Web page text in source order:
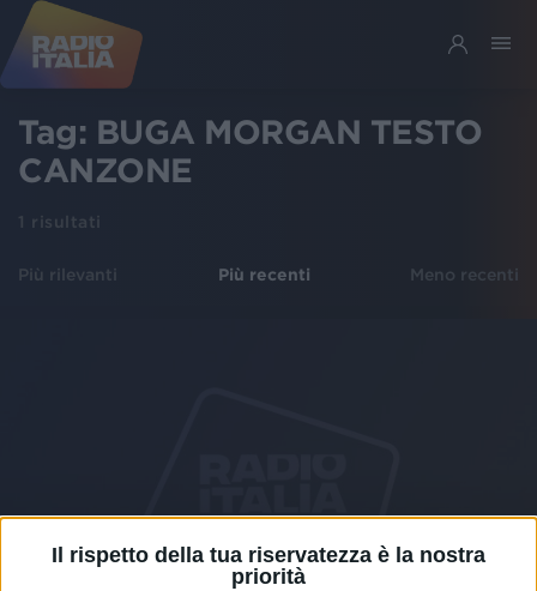
Il rispetto della tua riservatezza è la nostra
priorità
Tag: BUGA MORGAN TESTO
CANZONE
1 risultati
Più rilevanti Più recenti Meno recenti